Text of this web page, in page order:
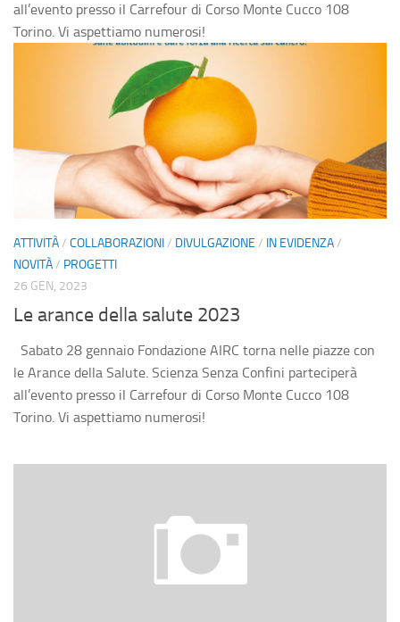
all’evento presso il Carrefour di Corso Monte Cucco 108
Torino. Vi aspettiamo numerosi!
ATTIVITÀ/ COLLABORAZIONI/ DIVULGAZIONE / IN EVIDENZA/
NOVITÀ/ PROGETTI
26 GEN, 2023
Le arance della salute 2023
Sabato 28 gennaio Fondazione AIRC torna nelle piazze con
le Arance della Salute. Scienza Senza Confini parteciperà
all’evento presso il Carrefour di Corso Monte Cucco 108
Torino. Vi aspettiamo numerosi!